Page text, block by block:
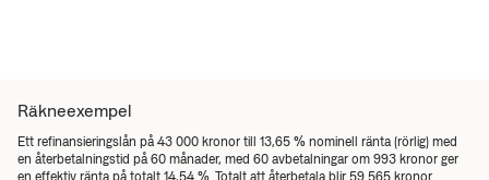
Räkneexempel
Ett refinansieringslån på 43 000 kronor till 13,65 % nominell ränta (rörlig) med
en återbetalningstid på 60 månader, med 60 avbetalningar om 993 kronor ger
en effektiv ränta på totalt 14,54 %. Totalt att återbetala blir 59 565 kronor.